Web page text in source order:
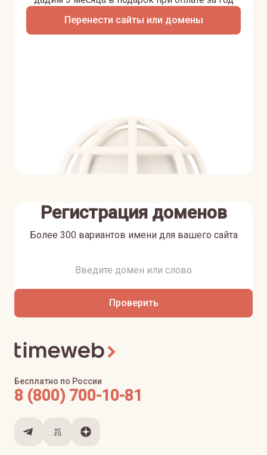
Перенести сайты или домены
Регистрация доменов
Более 300 вариантов имени для вашего сайта
Проверить
Бесплатно по России
8 (800) 700-10-81